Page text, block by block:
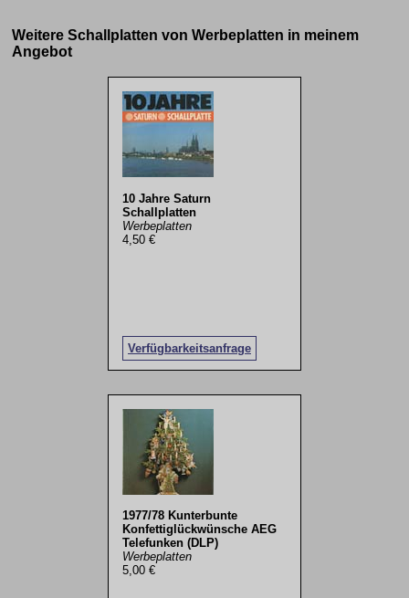
Weitere Schallplatten von Werbeplatten in meinem
Angebot
10 Jahre Saturn
Schallplatten
Werbeplatten
4,50 €
Verfügbarkeitsanfrage
1977/78 Kunterbunte
Konfettiglückwünsche AEG
Telefunken (DLP)
Werbeplatten
5,00 €